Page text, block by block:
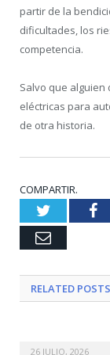
partir de la
dificultades, los
competencia.
Salvo que
eléctricas para
de otra historia.
COMPARTIR.
Twitter
Email
RELATED POSTS
26 JULIO, 2026